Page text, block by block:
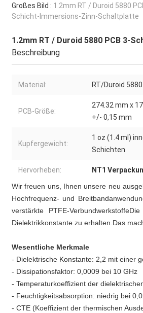
Großes Bild : 1.2mm RT / Duroid 5880
Schicht-Immersions-Zinn-Schaltplatte
1.2mm RT / Duroid 5880 PCB 3-
Beschreibung
Material: RT/Duroid 5880
PCB-Größe:
274.32 mm x
+/- 0,15 mm
Kupfergewicht:
1 oz (1.4 ml)
Schichten
Hervorheben: NT1
Wir freuen uns, Ihnen unsere neu
Hochfrequenz- und
verstärkte PTFE-
Dielektrikkonstante zu erhalten.Das
Wesentliche Merkmale
- Dielektrische Konstante: 2,2 mit einer
- Dissipationsfaktor: 0,0009 bei 10 GHz
- Temperaturkoeffizient der
- Feuchtigkeitsabsorption: niedrig bei
- CTE (Koeffizient der thermischen